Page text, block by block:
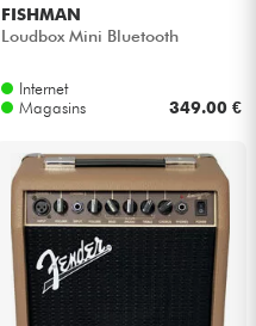
FISHMAN
Loudbox Mini Bluetooth
Internet
Magasins
349.00 €